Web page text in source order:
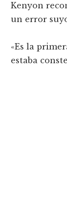
Kenyon
un error
«Es la
estaba